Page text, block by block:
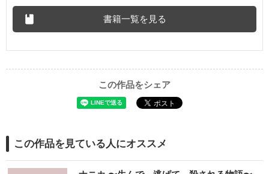
書籍一覧を見る
この作品をシェア
この作品を見ている人にオススメ